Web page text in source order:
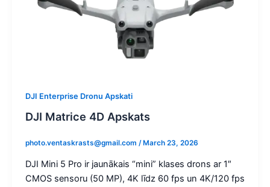
DJI Enterprise Dronu Apskati
DJI Matrice 4D Apskats
photo.ventaskrasts@gmail.com / March 23, 2026
DJI Mini 5 Pro ir jaunākais “mini” klases drons ar 1″
CMOS sensoru (50 MP), 4K līdz 60 fps un 4K/120 fps